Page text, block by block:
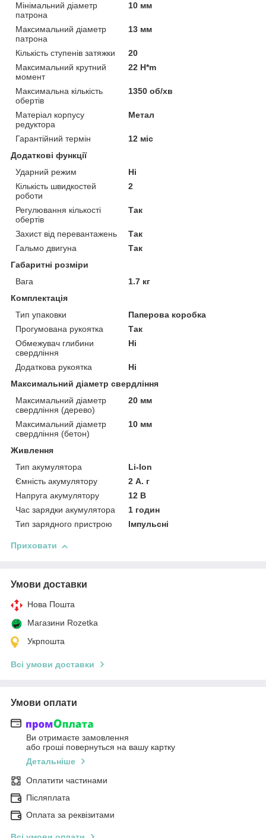
Мінімальний діаметр
патрона
10 мм
Максимальний діаметр
патрона
13 мм
Кількість ступенів затяжки
20
Максимальний крутний
момент
22 H*m
Максимальна кількість
обертів
1350 об/хв
Матеріал корпусу
редуктора
Метал
Гарантійний термін
12 міс
Додаткові функції
Ударний режим
Ні
Кількість швидкостей
роботи
2
Регулювання кількості
обертів
Так
Захист від перевантажень
Так
Гальмо двигуна
Так
Габаритні розміри
Вага
1.7 кг
Комплектація
Тип упаковки
Паперова коробка
Прогумована рукоятка
Так
Обмежувач глибини
свердління
Ні
Додаткова рукоятка
Ні
Максимальний діаметр свердління
Максимальний діаметр
свердління (дерево)
20 мм
Максимальний діаметр
свердління (бетон)
10 мм
Живлення
Тип акумулятора
Li-Ion
Ємність акумулятору
2 А. г
Напруга акумулятору
12 В
Час зарядки акумулятора
1 годин
Тип зарядного пристрою
Імпульсні
Приховати
Умови доставки
Нова Пошта
Магазини Rozetka
Укрпошта
Всі умови доставки
Умови оплати
Ви отримаєте замовлення
або гроші повернуться на вашу картку
Детальніше
Оплатити частинами
Післяплата
Оплата за реквізитами